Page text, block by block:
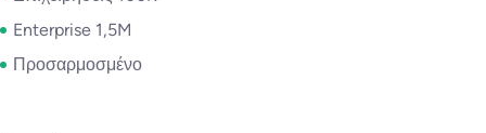
Enterprise 1,5M
Προσαρμοσμένο